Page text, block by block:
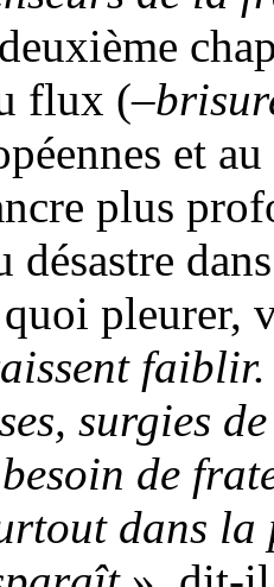
flux (–
et
plus
désastre
quoi pleurer,
surgies
de
dans